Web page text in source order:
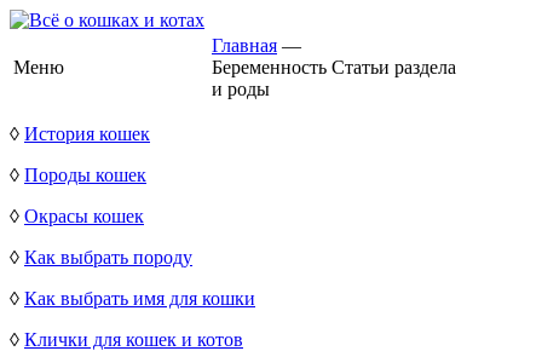
Меню
Главная —
Беременность
и роды
Статьи раздела
◊ История кошек
◊ Породы кошек
◊ Окрасы кошек
◊ Как выбрать породу
◊ Как выбрать имя для кошки
◊ Клички для кошек и котов